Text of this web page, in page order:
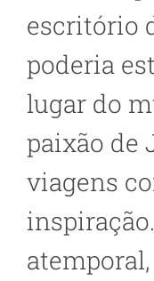
escritório
poderia
lugar do
paixão de
viagens